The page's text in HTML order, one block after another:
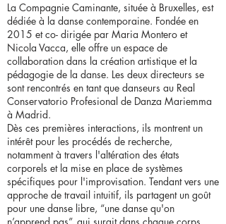
La Compagnie Caminante, située à Bruxelles, est
dédiée à la danse contemporaine. Fondée en
2015 et co- dirigée par Maria Montero et
Nicola Vacca, elle offre un espace de
collaboration dans la création artistique et la
pédagogie de la danse. Les deux directeurs se
sont rencontrés en tant que danseurs au Real
Conservatorio Profesional de Danza Mariemma
à Madrid.
Dès ces premières interactions, ils montrent un
intérêt pour les procédés de recherche,
notamment à travers l'altération des états
corporels et la mise en place de systèmes
spécifiques pour l'improvisation. Tendant vers une
approche de travail intuitif, ils partagent un goût
pour une danse libre, “une danse qu'on